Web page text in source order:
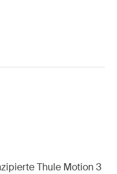
Thule Motion 3